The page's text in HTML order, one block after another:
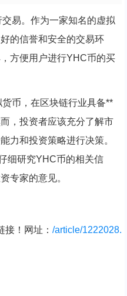
易。作为一家知名的虚拟
的信誉和安全的交易环
方便用户进行YHC币的买
币，在区块链行业具备**
，投资者应该充分了解市
力和投资策略进行决策。
细研究YHC币的相关信
专家的意见。
！网址： /article/1222028.